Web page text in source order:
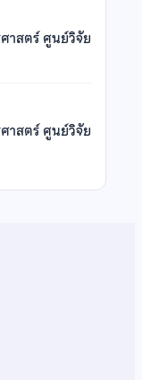
าสตร์ ศูนย์วิจัย
าสตร์ ศูนย์วิจัย